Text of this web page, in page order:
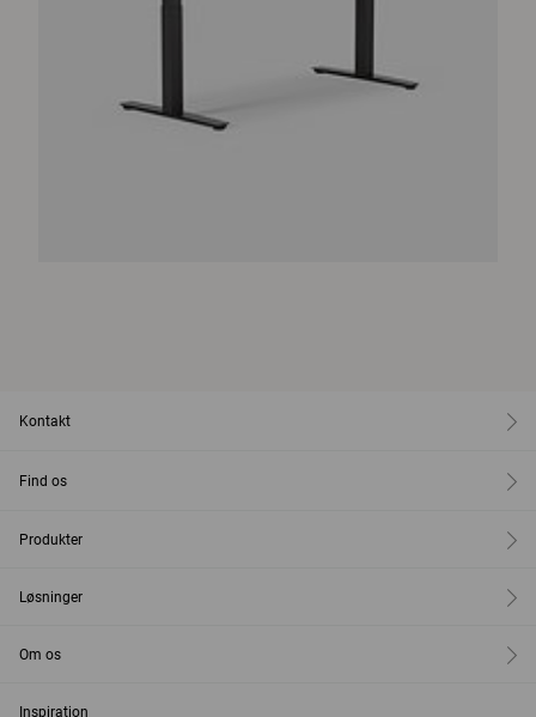
Kontakt
Find os
Produkter
Løsninger
Om os
Inspiration